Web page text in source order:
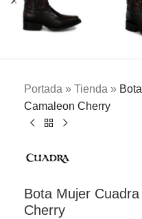
Portada » Tienda »
Camaleon Cherry
Bota Mujer
Cherry